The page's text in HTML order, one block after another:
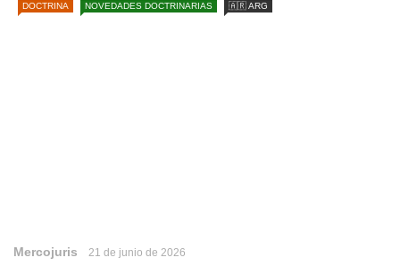
DOCTRINA NOVEDADES DOCTRINARIAS 🇦🇷 ARG
Mercojuris 21 de junio de 2026